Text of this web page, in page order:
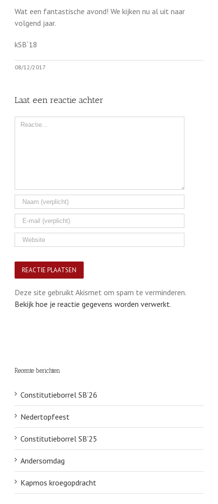
Wat een fantastische avond! We kijken nu al uit naar
volgend jaar.
kSB´18
08/12/2017
Laat een reactie achter
Comment
Deze site gebruikt Akismet om spam te verminderen.
Bekijk hoe je reactie gegevens worden verwerkt.
Recente berichten
Constitutieborrel SB’26
Nedertopfeest
Constitutieborrel SB’25
Andersomdag
Kapmos kroegopdracht